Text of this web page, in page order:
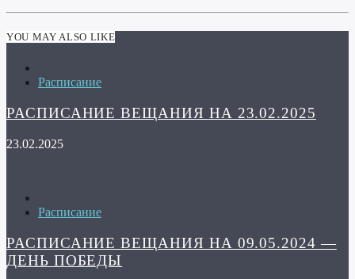
YOU MAY ALSO LIKE
Расписание
РАСПИСАНИЕ ВЕЩАНИЯ НА 23.02.2025
23.02.2025
Расписание
РАСПИСАНИЕ ВЕЩАНИЯ НА 09.05.2024 —
ДЕНЬ ПОБЕДЫ